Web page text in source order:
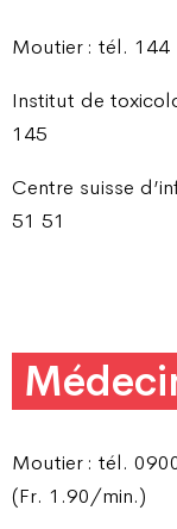
Moutier : tél. 144
Institut de
145
Centre suisse
51 51
Moutier : tél.
(Fr. 1.90/min.)